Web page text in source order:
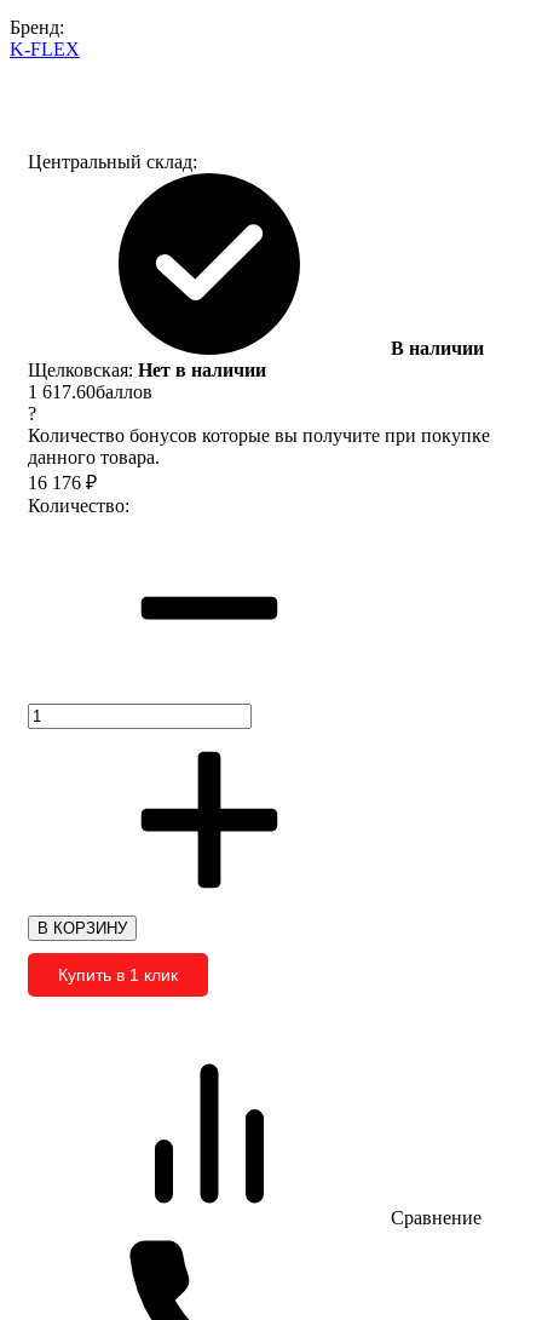
Бренд:
K-FLEX
Центральный склад:
В наличии
Щелковская: Нет в наличии
1 617.60баллов
?
Количество бонусов которые вы получите при покупке
данного товара.
16 176 ₽
Количество:
В КОРЗИНУ
Купить в 1 клик
Сравнение